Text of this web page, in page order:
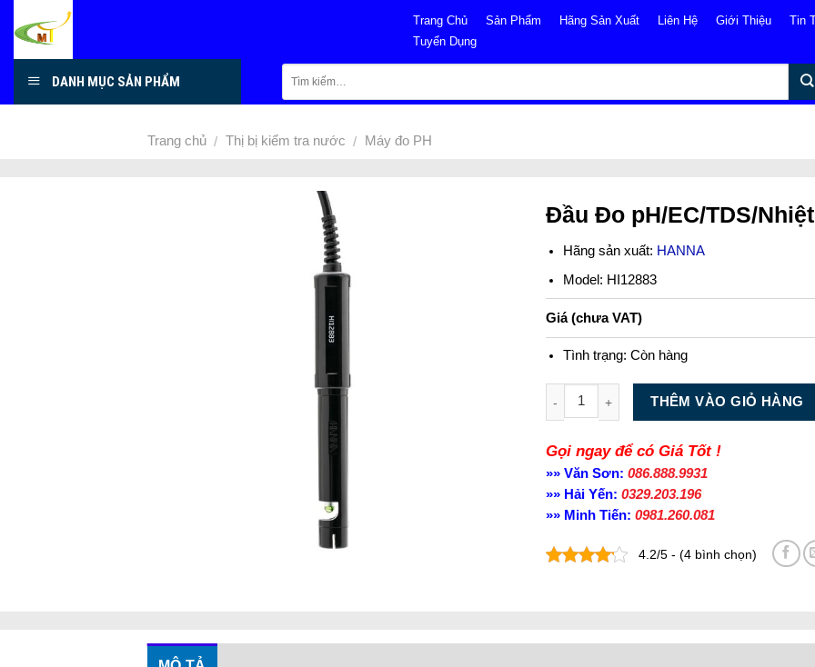
Trang Chủ Sản Phẩm Hãng Sản Xuất Liên Hệ Giới Thiệu
Tin
Tuyển Dụng
DANH MỤC SẢN PHẨM
Trang chủ / Thị bị kiểm tra nước / Máy đo PH
Đầu Đo pH/EC/TDS/
Hãng sản xuất: HANNA
Model: HI12883
Giá (chưa VAT)
Tình trạng: Còn hàng
Số lượng
THÊM VÀO GIỎ HÀNG
Gọi ngay để có Giá Tốt !
»» Văn Sơn: 086.888.9931
»» Hải Yến: 0329.203.196
»» Minh Tiến: 0981.260.081
4.2/5 - (4 bình chọn)